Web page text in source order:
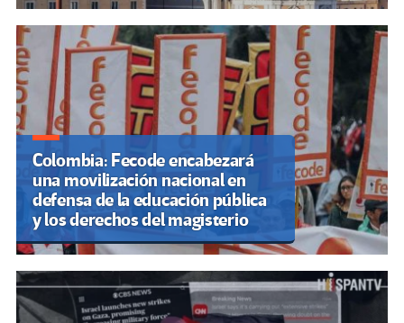
Colombia: Fecode encabezará
una movilización nacional en
defensa de la educación pública
y los derechos del magisterio